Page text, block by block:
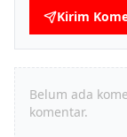
Kirim
Belum ada
komentar.